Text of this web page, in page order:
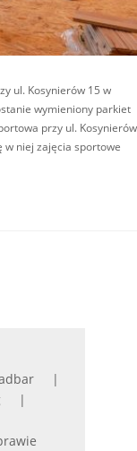
ul. Kosynierów 15 w
wymieniony parkiet
przy ul. Kosynierów
w niej zajęcia sportowe